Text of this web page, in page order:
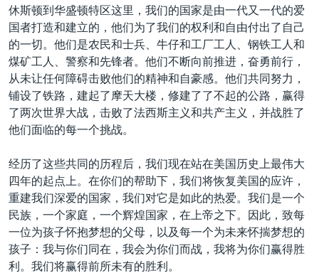
休斯顿到华盛顿特区这里，我们的国家是由一代又一代的爱
国者打造和建立的，他们为了我们的权利和自由付出了自己
的一切。他们是农民和士兵、牛仔和工厂工人、钢铁工人和
煤矿工人、警察和先锋者。他们不断向前推进，奋勇前行，
从未让任何障碍击败他们的精神和自豪感。他们共同努力，
铺设了铁路，建起了摩天大楼，修建了了不起的公路，赢得
了两次世界大战，击败了法西斯主义和共产主义，并战胜了
他们面临的每一个挑战。
经历了这些共同的历程后，我们现在站在美国历史上最伟大
四年的起点上。在你们的帮助下，我们将恢复美国的应许，
重建我们深爱的国家，我们对它是如此的热爱。我们是一个
民族，一个家庭，一个辉煌国家，在上帝之下。因此，致每
一位为孩子怀抱梦想的父母，以及每一个为未来怀揣梦想的
孩子：我与你们同在，我会为你们而战，我将为你们赢得胜
利。我们将赢得前所未有的胜利。